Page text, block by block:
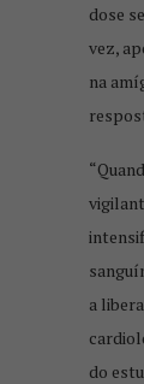
dose
vez,
na
a
do